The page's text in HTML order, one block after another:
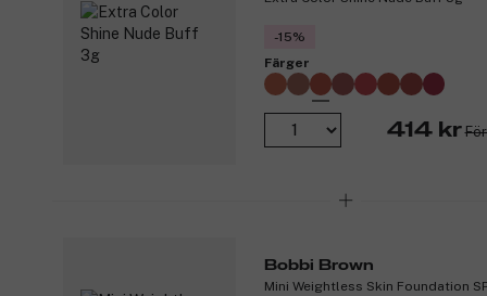
-15%
Färger
414 kr
Bobbi Brown
Mini Weightless Skin Foundation